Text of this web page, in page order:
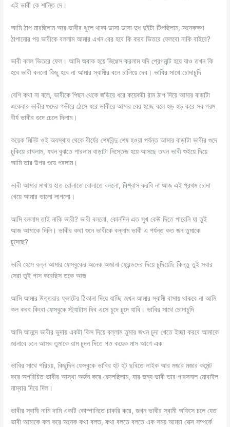
এই ভাবী কে শান্তি দে।
আমি ঠাপ মারছিলাম আর ভাবীর ঝুলে থাকা ডাসা ডাসা দুধ দুইটা টিপছিলাম, অনেকক্ষণ
ঠাপানোর পর ভাবীকে বললাম আমার এখন বের হবে কি করব ভিতরে ফেলবো নাকি বাইরে?
ভাবী বলল ভিতরে ফেল। আমি অবাক হয়ে জিগ্গেস করলাম যদি প্রেগনান্ট হয়ে যাও তখন কি
হবে ভাবী বললো কিছু হবে না আমার স্বামীর বলে চালিয়ে দেব। ভাবির সাথে চোদাচুদি
বেশি কথা না বলে, ভাবীকে পিছন থেকে জড়িয়ে ধরে কয়েকটা রাম ঠাপ দিয়ে আমার বাড়াটা
একেবার ভাবীর গুদের গভীরে ঠেসে ধরে ভাবীরে আমার বের হচ্ছে বলে হড় হড় করে সব গরম
বীর্য ভাবীর গুদে ঢেলে দিলাম।
কয়েক মিনিট ওই অবস্থায় থেকে বীর্যের শেষবিন্দু শেষ হওয়া পর্যন্ত আমার বাড়াটা ভাবীর গুদে
ঢুকিয়ে রাখলাম, যখন বুঝতে পারলাম বাড়াটা নিস্তেজ হয়ে আসছে তখন ভাবী শুইয়ে দিয়ে
আমি তার উপর শুয়ে পরলাম।
ভাবী আমার মাথায় হাত বোলাতে বোলাতে বললো, বিশ্বাস করবি না আজ এই প্রথম চোদা
খেয়ে আমার ভালো লাগলো।
আমি বললাম তাই নাকি ভাবী? ভাবী বললো, কোনদিন এত সুখ কেউ দিতে পারেনি যা তুই
আজ আমাকে দিলি। ভাবীর কথা শুনে ভাবীকে বল্লাম ভাবী এ পর্যন্ত কত জন তুমাকে
চুদেছে?
ভাবি হেসে বল্ল আমার ফেসবুকের অনেক অজানা ফ্রেন্ডদের দিয়ে চুদিয়েছি কিন্তু তুই সবার
সেরা তুই পাস করেছিস তকে আজ
আমি আমার উত্তরার ফ্লাটের ঠিকানা দিয়ে যাচ্ছি জখন আমার স্বামী বাসায় থাকবে না আমি
কল করব কিংবা ফেসবুকে স্ট্যাটাস দিব এসে চুদে চুদে যাবি। ভাবির সাথে চোদাচুদি
আমি আনন্দে ভাবীর ভুদায় একটা কিস দিয়ে বল্লাম তুমার জখন চুদা খেতে ইচ্ছা করবে আমাকে
জানাবে চলে আসব তুমাকে রাম চুদন দিতে গত কয়েক মাস আগে এক
ভাবির সাথে পরিচয়, কিছুদিন ফেসবুকে ভাবির হট হট ছবিতে লাইক আর মজার মজার কমেন্ট
করে অপরিচিত ভাবীর আস্থা অর্জন করে ফেলেছিলাম, যার জন্য ভাবী তার পারসনাল মোবাইল
নাম্বার দিয়ে দিল।
ভাবীর স্বামী নামি দামি একটি কোম্পানিতে চাকরি করে, জখন ভাবীর স্বামী অফিসে চলে যেত
ভাবী আমাকে কল করে অনেক কথা বলত, কথা বলতে বলতে এক সময় আমরা সেক্স সম্পর্কে